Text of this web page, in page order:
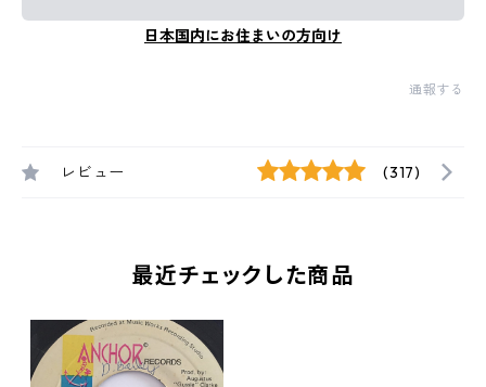
日本国内にお住まいの方向け
通報する
レビュー (317)
最近チェックした商品